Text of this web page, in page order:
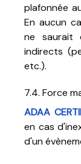
plafonnée
En aucun
ne saurait
indirects
etc.).
7.4. Force
ADAA
en cas
d'un